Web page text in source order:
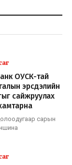
ОУСК-тай
эрсдэлийн
сайжруулах
сарын